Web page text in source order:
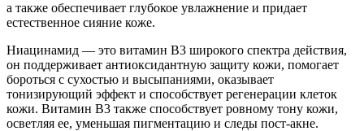
а также обеспечивает глубокое увлажнение и придает
естественное сияние коже.
Ниацинамид — это витамин B3 широкого спектра действия,
он поддерживает антиоксидантную защиту кожи, помогает
бороться с сухостью и высыпаниями, оказывает
тонизирующий эффект и способствует регенерации клеток
кожи. Витамин В3 также способствует ровному тону кожи,
осветляя ее, уменьшая пигментацию и следы пост-акне.